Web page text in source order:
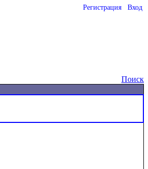
Регистрация Вход
Поиск